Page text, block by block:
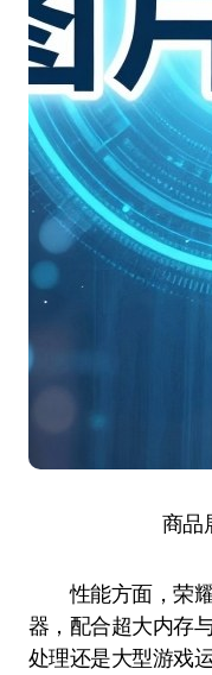
商品
性能方面，荣耀
器，配合超大内存
处理还是大型游戏